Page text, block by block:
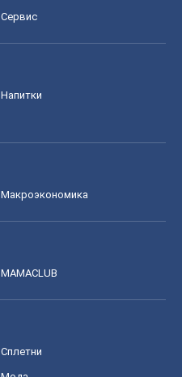
Сервис
Напитки
Mакроэкономика
MAMACLUB
Сплетни